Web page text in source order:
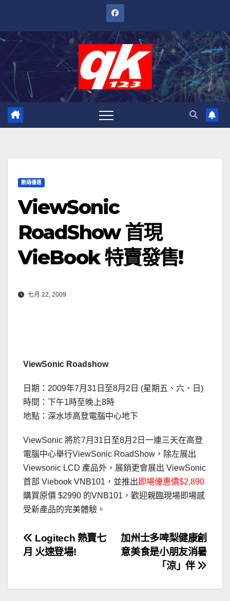
內
數碼優惠
ViewSonic
RoadShow 首現
VieBook 特賣發售!
七月 22, 2009
ViewSonic Roadshow
日期：2009年7月31日至8月2日 (星期五、六、日)
時間：下午1時至晚上8時
地點：深水埗高登電腦中心地下
ViewSonic 將於7月31日至8月2日一連三天在高登
電腦中心舉行ViewSonic RoadShow，除左展出
Viewsonic LCD 產品外，展銷更會展出 ViewSonic
首部 Viebook VNB101，並推出 即場優惠價$2,890
購買原價 $2990 的VNB101，歡迎親臨現場即場感
受新產品的完美體驗。
文
章
導
加州士多啤梨健康創
意美食是小朋友消暑
「涼」伴
Logitech 熱賣七
月 火速登場!